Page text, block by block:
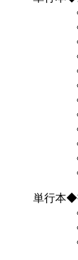
単行本◆